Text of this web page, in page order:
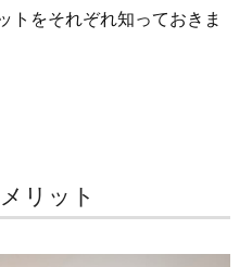
トをそれぞれ知っておきま
リット